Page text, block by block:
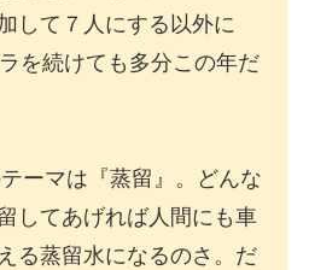
して７人にする以外に
を続けても多分この年だ
ーマは『蒸留』。どんな
してあげれば人間にも車
る蒸留水になるのさ。だ